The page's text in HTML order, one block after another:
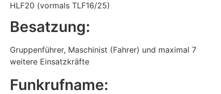
HLF20 (vormals TLF16/25)
Besatzung:
Gruppenführer, Maschinist (Fahrer) und maximal 7
weitere Einsatzkräfte
Funkrufname: